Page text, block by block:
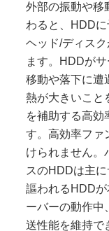
外部の振動や移
わると、HDD
ヘッド/ディス
ます。HDDが
移動や落下に遭
熱が大きいこと
を補助する高効
す。高効率ファ
けられません。
スのHDDは主
謳われるHDD
ーバーの動作中
送性能を維持で